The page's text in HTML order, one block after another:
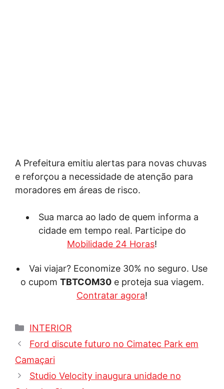
A Prefeitura emitiu alertas para novas chuvas
e reforçou a necessidade de atenção para
moradores em áreas de risco.
Sua marca ao lado de quem informa a
cidade em tempo real. Participe do
Mobilidade 24 Horas!
Vai viajar? Economize 30% no seguro. Use
o cupom TBTCOM30e proteja sua viagem.
Contratar agora!
Categorias
INTERIOR
Ford discute futuro no Cimatec Park em
Camaçari
Studio Velocity inaugura unidade no